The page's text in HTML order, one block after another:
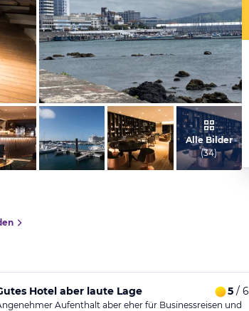
von Jörg , Mai 2024
von Jörg , Mai 2024
Alle Bilder
(34)
Hotel aber laute Lage 5/ 6
Aufenthalt aber eher für Businessreisen und